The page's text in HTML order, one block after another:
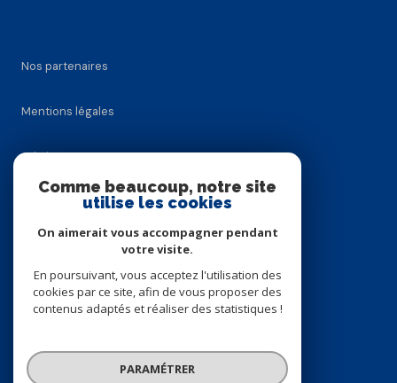
Nos partenaires
Mentions légales
Admin
Nos honoraires
Cookies
© 2026 | Tous droits réservés
Comme beaucoup, notre site
utilise les cookies
On aimerait vous accompagner pendant
votre visite.
En poursuivant, vous acceptez l'utilisation des
cookies par ce site, afin de vous proposer des
contenus adaptés et réaliser des statistiques !
PARAMÉTRER